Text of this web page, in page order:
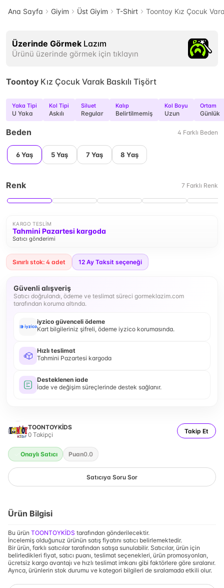
Ana Sayfa Giyim Üst Giyim T-Shirt Toontoy Kız Çocuk
Üzerinde Görmek Lazım
Ürünü üzerinde görmek için tıklayın
Toontoy Kız Çocuk Varak Baskılı Tişört
Yaka Tipi
U Yaka
Kol Tipi
Askılı
Siluet
Regular
Kalıp
Belirtilmemiş
Kol Boyu
Uzun
Ortam
Günlük
Beden 4 Farklı Beden
6 Yaş 5 Yaş 7 Yaş 8 Yaş
Renk 7 Farklı Renk
KARGO TESLIM
Tahmini Pazartesi kargoda
Satıcı gönderimi
Sınırlı stok: 4 adet 12 Ay Taksit seçeneği
Güvenli alışveriş
Satıcı doğrulandı, ödeme ve teslimat süreci gormeklazim.com
tarafından koruma altında.
iyzico güvenceli ödeme
Kart bilgileriniz şifreli, ödeme iyzico korumasında.
Hızlı teslimat
Tahmini Pazartesi kargoda
Desteklenen iade
İade ve değişim süreçlerinde destek sağlanır.
TOONTOYKİDS
0 Takipçi Takip Et
Onaylı Satıcı Puan0.0
Satıcıya Soru Sor
Ürün Bilgisi
Bu ürün TOONTOYKİDS tarafından gönderilecektir.
İncelemiş olduğunuz ürünün satış fiyatını satıcı belirlemektedir.
Bir ürün, farklı satıcılar tarafından satışa sunulabilir. Satıcılar, ürün için
belirledikleri fiyat, satıcı puanı, teslimat seçenekleri, ürün promosyonları,
ücretsiz kargo avantajı ve hızlı teslimat imkanı gibi faktörlere göre sıralanır.
Ayrıca, ürünlerin stok durumu ve kategori bilgileri de sıralamada etkili olur.